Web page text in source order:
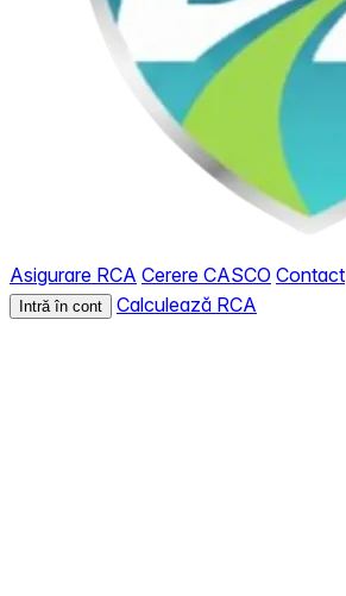
Asigurare RCA Cerere CASCO Contact
Intră în cont Calculează RCA